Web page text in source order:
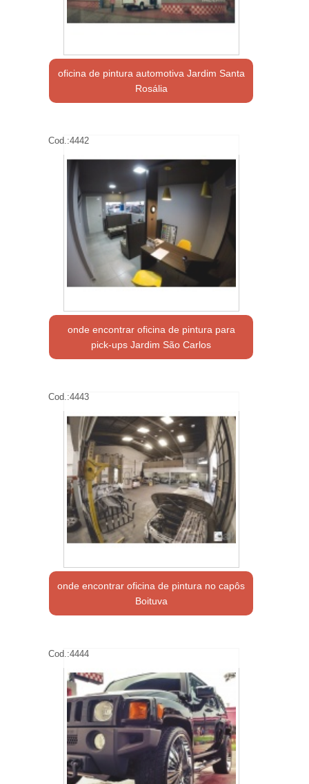
oficina de pintura automotiva Jardim Santa
Rosália
Cod.:4442
onde encontrar oficina de pintura para
pick-ups Jardim São Carlos
Cod.:4443
onde encontrar oficina de pintura no capôs
Boituva
Cod.:4444